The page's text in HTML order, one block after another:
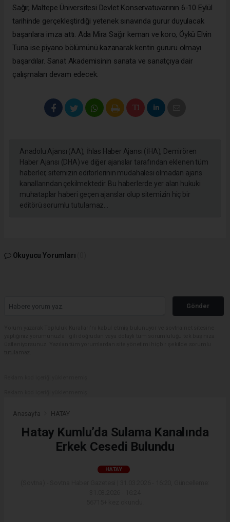
Sağır, Maltepe Üniversitesi Devlet Konservatuvarının 6-10 Eylül
tarihinde gerçekleştirdiği yetenek sınavında gurur duyulacak
başarılara imza attı. Ada Mira Sağır keman ve koro, Öykü Elvin
Tuna ise piyano bölümünü kazanarak kentin gururu olmayı
başardılar. Sanat Akademisinin sanata ve sanatçıya dair
çalışmaları devam edecek.
Anadolu Ajansı (AA), İhlas Haber Ajansı (İHA), Demirören
Haber Ajansı (DHA) ve diğer ajanslar tarafından eklenen tüm
haberler, sitemizin editörlerinin müdahalesi olmadan ajans
kanallarından çekilmektedir. Bu haberlerde yer alan hukuki
muhataplar haberi geçen ajanslar olup sitemizin hiç bir
editörü sorumlu tutulamaz...
Okuyucu Yorumları
Gönder
Anasayfa HATAY
Hatay Kumlu’da Sulama Kanalında
Erkek Cesedi Bulundu
HATAY